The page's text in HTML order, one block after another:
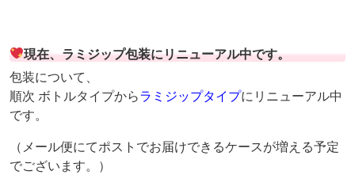
現在、ラミジップ包装にリニューアル中です。
包装について、
順次 ボトルタイプからラミジップタイプにリニューアル中
です。
（メール便にてポストでお届けできるケースが増える予定
でございます。）